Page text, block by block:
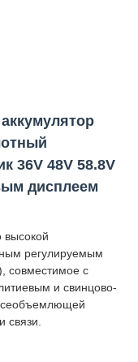
36V 48V 58.8V
дисплеем
высокой
регулируемым
совместимое с
и свинцово-
связи.